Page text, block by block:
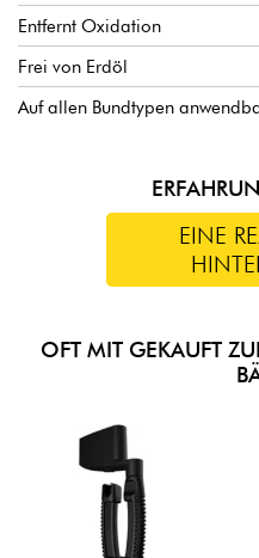
Entfernt Oxidation
Frei von Erdöl
Auf allen Bundtypen
EINE
OFT MIT GEKAUFT